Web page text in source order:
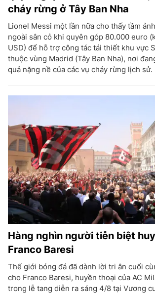
cháy rừng ở Tây Ban Nha
Lionel Messi một lần nữa cho thấy tầm
ngoài sân cỏ khi quyên góp 80.000 euro
USD) để hỗ trợ công tác tái thiết khu vực
thuộc vùng Madrid (Tây Ban Nha), nơi
quả nặng nề của các vụ cháy rừng lịch sử.
Hàng nghìn người tiễn biệt
Franco Baresi
Thế giới bóng đá đã dành lời tri ân cuối
cho Franco Baresi, huyền thoại của AC
trong lễ tang diễn ra sáng 4/8 tại Vương